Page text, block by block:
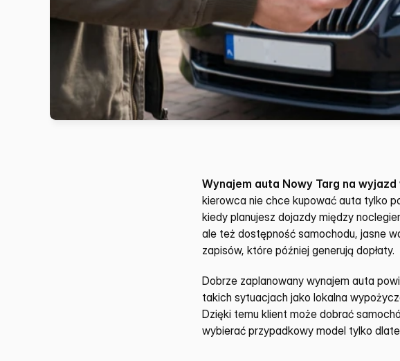
Wynajem auta Nowy Targ na wyjazd
kierowca nie chce kupować auta tylko
kiedy planujesz dojazdy między
ale też dostępność samochodu, jasne
zapisów, które później generują dopłaty.
Dobrze zaplanowany wynajem auta
takich sytuacjach jako lokalna
Dzięki temu klient może dobrać
wybierać przypadkowy model tylko